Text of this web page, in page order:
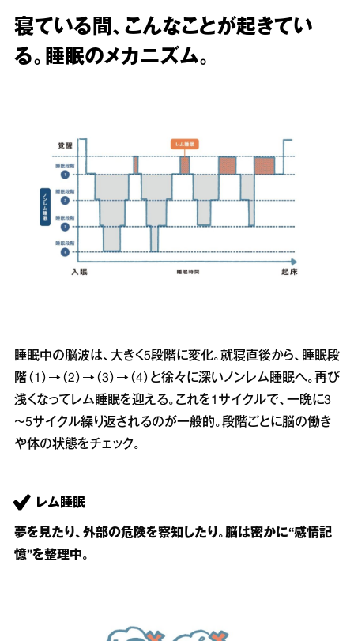
寝ている間、こんなことが起きてい
る。睡眠のメカニズム。
睡眠中の脳波は、大きく5段階に変化。就寝直後から、睡眠段
階（1）→（2）→（3）→（4）と徐々に深いノンレム睡眠へ。再び
浅くなってレム睡眠を迎える。これを1サイクルで、一晩に3
～5サイクル繰り返されるのが一般的。段階ごとに脳の働き
や体の状態をチェック。
レム睡眠
夢を見たり、外部の危険を察知したり。脳は密かに“感情記
憶”を整理中。